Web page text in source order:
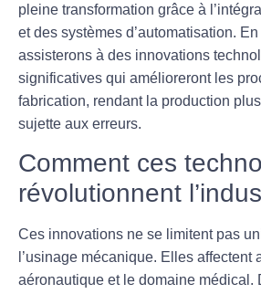
pleine transformation grâce à
et des systèmes d’automatisation.
assisterons à des innovations
significatives qui amélioreront les
fabrication, rendant la production
sujette aux erreurs.
Comment ces
révolutionnent
Ces innovations ne se limitent pas
l’usinage mécanique. Elles affectent
aéronautique et le domaine médical .